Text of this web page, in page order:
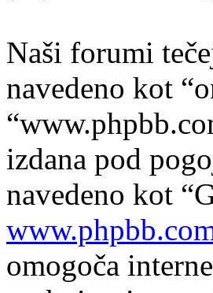
Naši forumi
navedeno kot
izdana pod
navedeno kot
omogoča